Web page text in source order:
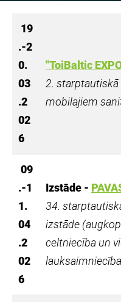
19
.-2
0.
03
.2
02
6
"ToiBaltic
2. starptautiskā
mobilajiem
09
.-1
1.
04
.2
02
6
Izstāde -
34.
izstāde
celtniecība un